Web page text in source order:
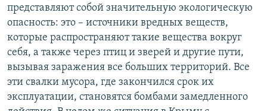
представляют собой значительную экологическую
опасность: это – источники вредных веществ,
которые распространяют такие вещества вокруг
себя, а также через птиц и зверей и другие пути,
вызывая заражения все больших территорий. Все
эти свалки мусора, где закончился срок их
эксплуатации, становятся бомбами замедленного